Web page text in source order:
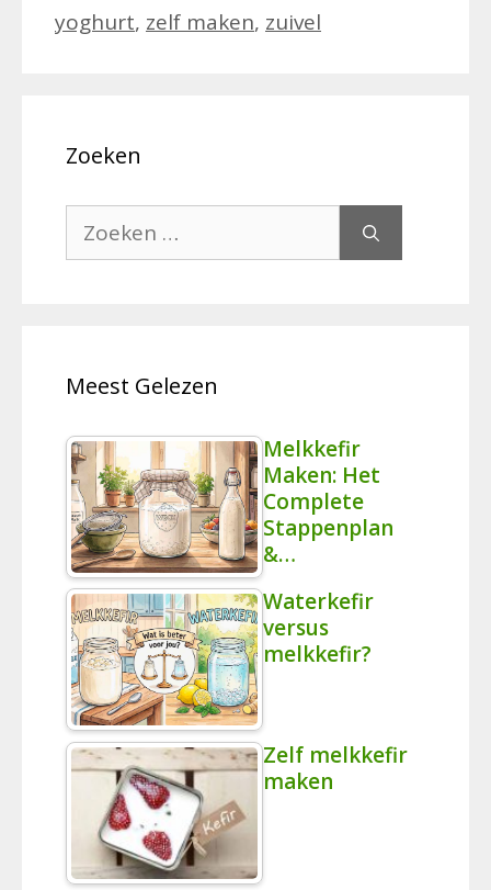
yoghurt, zelf maken, zuivel
Zoeken
Zoek
naar:
Meest Gelezen
Melkkefir
Maken: Het
Complete
Stappenplan
&…
Waterkefir
versus
melkkefir?
Zelf melkkefir
maken